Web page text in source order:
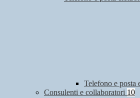
Telefono e posta
Consulenti e collaboratori 10